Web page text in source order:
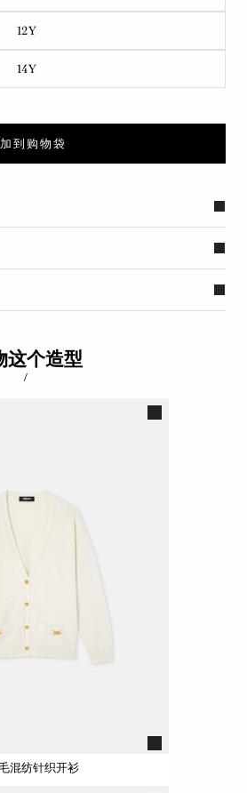
12Y
14Y
到购物袋
这个造型
/
混纺针织开衫